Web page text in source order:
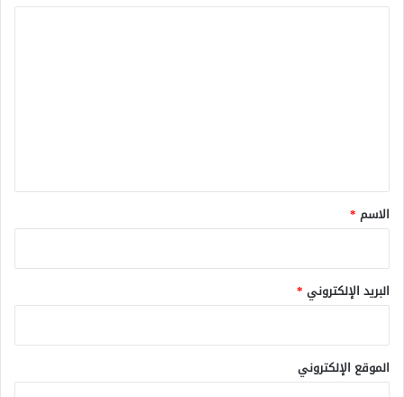
*
الاسم *
البريد الإلكتروني *
الموقع الإلكتروني